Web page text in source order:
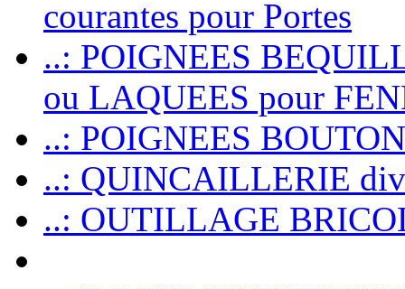
courantes pour Portes
..: POIGNEES
ou LAQUEES pour
..: POIGNEES
..: QUINCAILLERIE
..: OUTILLAGE